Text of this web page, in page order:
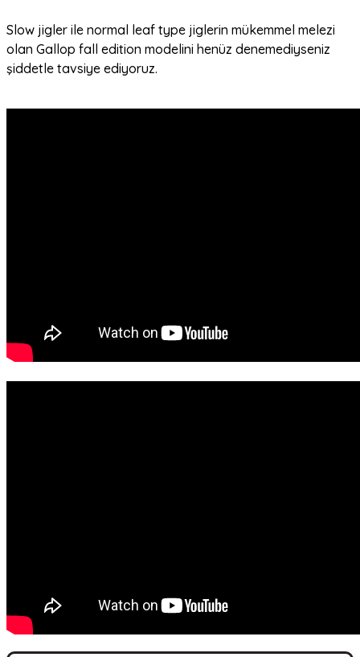
Slow jigler ile normal leaf type jiglerin mükemmel melezi
olan Gallop fall edition modelini henüz denemediyseniz
şiddetle tavsiye ediyoruz.